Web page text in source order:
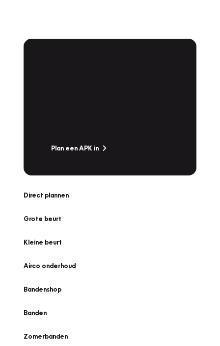
Plan een APK in
Direct plannen
Grote beurt
Kleine beurt
Airco onderhoud
Bandenshop
Banden
Zomerbanden